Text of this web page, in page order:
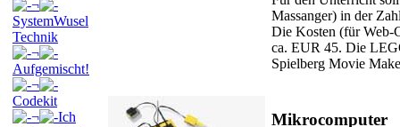
¬
SystemWusel
Technik
¬
Aufgemischt!
¬
Codekit
¬
Ich
Massanger) in der
Die Kosten (für Web-
ca. EUR 45. Die
Spielberg Movie
Mikrocomputer